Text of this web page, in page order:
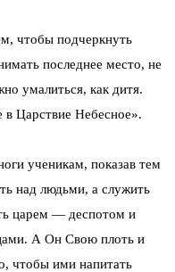
чтобы подчеркнуть
последнее место, не
умалиться, как дитя.
в Царствие Небесное».
ученикам, показав тем
над людьми, а служить
царем — деспотом и
А Он Свою плоть и
чтобы ими напитать